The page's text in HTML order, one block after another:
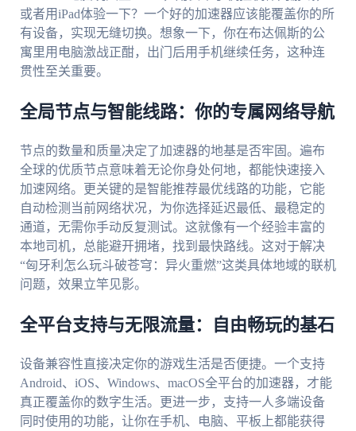
或者用iPad体验一下？一个好的加速器应该能覆盖你的所
有设备，实现无缝切换。想象一下，你在布达佩斯的公
寓里用电脑激战正酣，出门后用手机继续任务，这种连
贯性至关重要。
全局节点与智能线路：你的专属网络导航
节点的数量和质量决定了加速器的地基是否牢固。遍布
全球的优质节点意味着无论你身处何地，都能快速接入
加速网络。更关键的是智能推荐最优线路的功能，它能
自动检测当前网络状况，为你选择延迟最低、最稳定的
通道，无需你手动反复测试。这就像有一个经验丰富的
本地司机，总能避开拥堵，找到最快路线。这对于解决
“匈牙利怎么玩斗破苍穹：异火重燃”这类具体地域的联机
问题，效果立竿见影。
全平台支持与无限流量：自由畅玩的基石
设备兼容性直接决定你的游戏生活是否便捷。一个支持
Android、iOS、Windows、macOS全平台的加速器，才能
真正覆盖你的数字生活。更进一步，支持一人多端设备
同时使用的功能，让你在手机、电脑、平板上都能获得